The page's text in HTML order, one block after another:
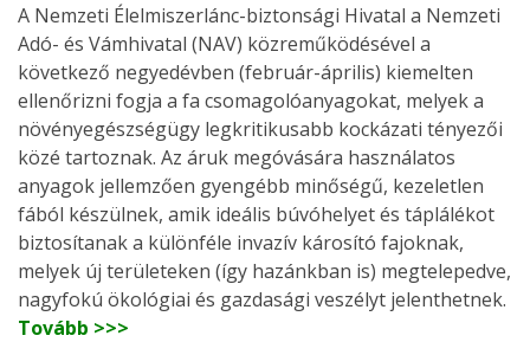
A Nemzeti Élelmiszerlánc-biztonsági Hivatal a Nemzeti
Adó- és Vámhivatal (NAV) közreműködésével a
következő negyedévben (február-április) kiemelten
ellenőrizni fogja a fa csomagolóanyagokat, melyek a
növényegészségügy legkritikusabb kockázati tényezői
közé tartoznak. Az áruk megóvására használatos
anyagok jellemzően gyengébb minőségű, kezeletlen
fából készülnek, amik ideális búvóhelyet és táplálékot
biztosítanak a különféle invazív károsító fajoknak,
melyek új területeken (így hazánkban is) megtelepedve,
nagyfokú ökológiai és gazdasági veszélyt jelenthetnek.
Tovább >>>